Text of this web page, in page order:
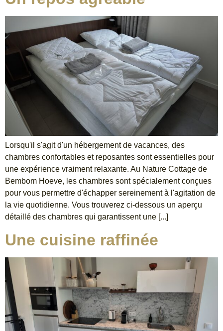
Lorsqu'il s'agit d'un hébergement de vacances, des
chambres confortables et reposantes sont essentielles pour
une expérience vraiment relaxante. Au Nature Cottage de
Bembom Hoeve, les chambres sont spécialement conçues
pour vous permettre d'échapper sereinement à l'agitation de
la vie quotidienne. Vous trouverez ci-dessous un aperçu
détaillé des chambres qui garantissent une [...]
Une cuisine raffinée